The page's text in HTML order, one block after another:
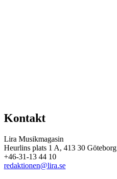
Kontakt
Lira Musikmagasin
Heurlins plats 1 A, 413 30 Göteborg
+46-31-13 44 10
redaktionen@lira.se